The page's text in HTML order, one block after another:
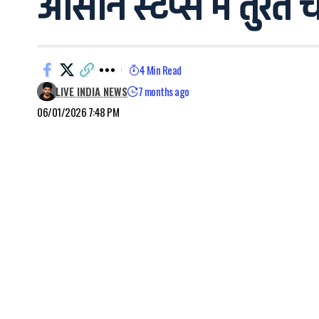
06/01/2026 7:48 PM
LIVE INDIA NEWS 7 months ago
4 Min Read